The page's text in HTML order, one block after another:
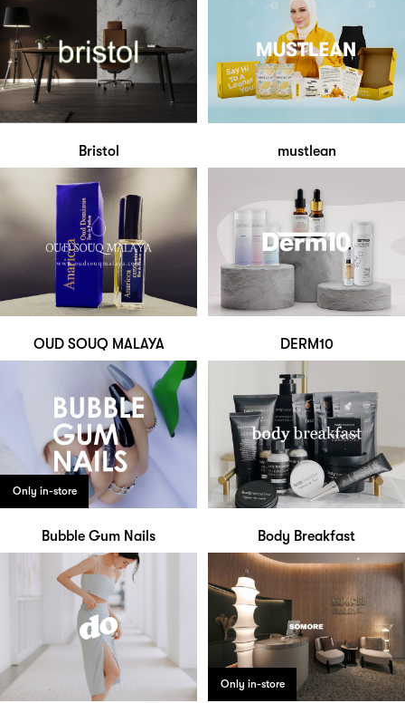
Bristol mustlean
OUD SOUQ MALAYA DERM10
Only in-store
Bubble Gum Nails Body Breakfast
Only in-store